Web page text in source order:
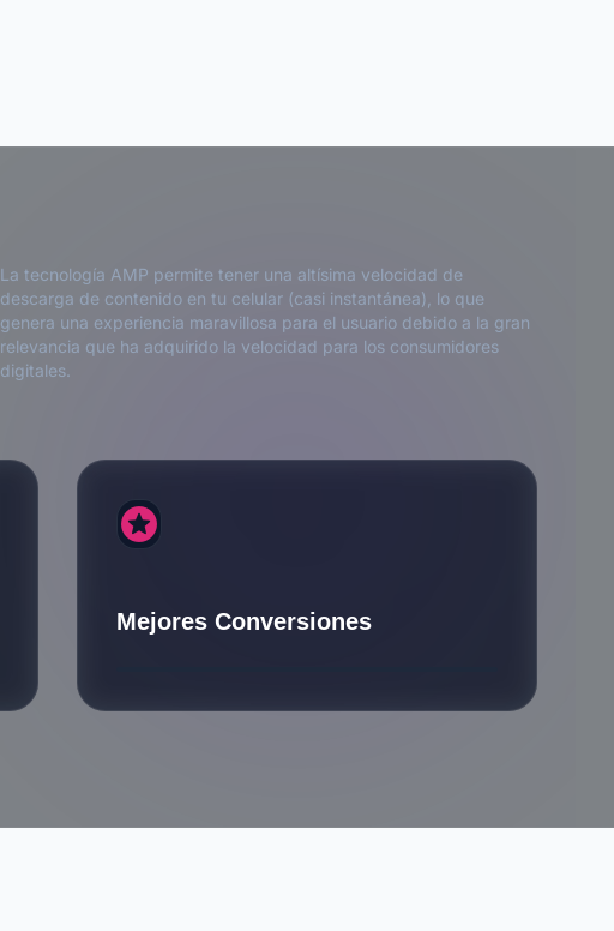
La tecnología AMP permite tener una altísima velocidad de
descarga de contenido en tu celular (casi instantánea), lo que
genera una experiencia maravillosa para el usuario debido a la gran
relevancia que ha adquirido la velocidad para los consumidores
digitales.
stars
Mejores Conversiones